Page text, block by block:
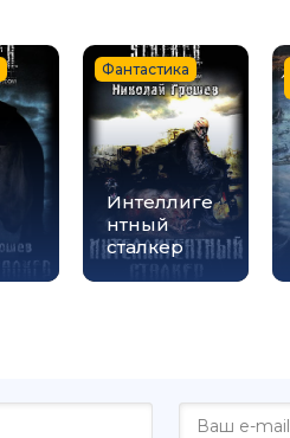
Интеллиге
нтный
сталкер
Фантастика